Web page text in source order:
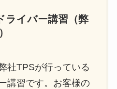
ライバー講習（弊
社TPSが行っている
講習です。お客様の